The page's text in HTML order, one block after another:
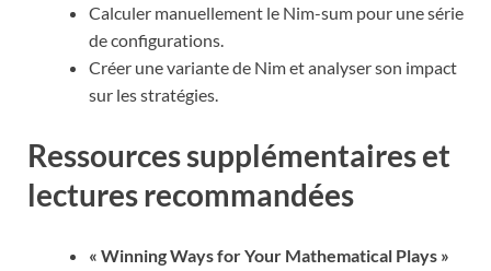
Calculer manuellement le Nim-sum pour une série
de configurations.
Créer une variante de Nim et analyser son impact
sur les stratégies.
Ressources supplémentaires et
lectures recommandées
« Winning Ways for Your Mathematical Plays »